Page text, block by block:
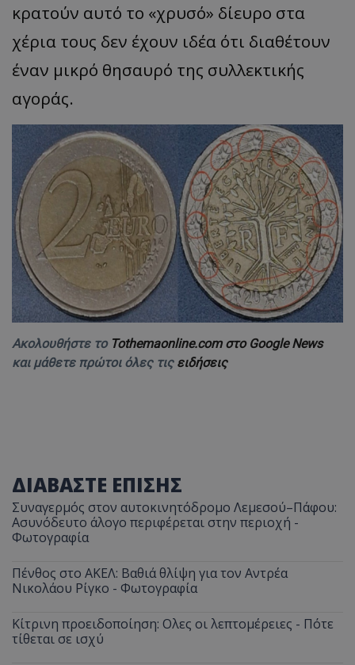
κρατούν αυτό το «χρυσό» δίευρο στα
χέρια τους δεν έχουν ιδέα ότι διαθέτουν
έναν μικρό θησαυρό της συλλεκτικής
αγοράς.
Ακολουθήστε το Tothemaonline.com στο Google News
και μάθετε πρώτοι όλες τις ειδήσεις
ΔΙΑΒΑΣΤΕ ΕΠΙΣΗΣ
Συναγερμός στον αυτοκινητόδρομο Λεμεσού–Πάφου:
Ασυνόδευτο άλογο περιφέρεται στην περιοχή -
Φωτογραφία
Πένθος στο ΑΚΕΛ: Βαθιά θλίψη για τον Αντρέα
Νικολάου Ρίγκο - Φωτογραφία
Κίτρινη προειδοποίηση: Ολες οι λεπτομέρειες - Πότε
τίθεται σε ισχύ